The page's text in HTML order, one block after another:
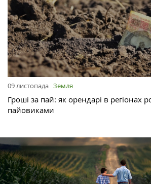
09 листопада Земля
Гроші за пай: як орендарі в регіонах
пайовиками